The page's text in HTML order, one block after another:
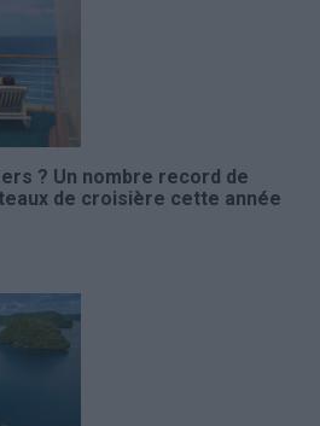
? Un nombre record de
de croisière cette année